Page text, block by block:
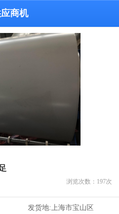
商机
浏览次数： 197次
发货地:上海市宝山区